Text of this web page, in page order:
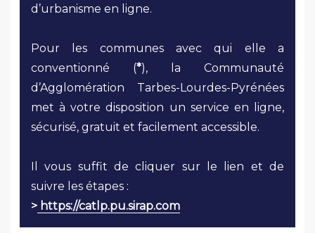
d’urbanisme en ligne.
Pour les communes avec qui elle a
conventionné (*), la Communauté
d’Agglomération Tarbes-Lourdes-Pyrénées
met à votre disposition un service en ligne,
sécurisé, gratuit et facilement accessible.
Il vous suffit de cliquer sur le lien et de
suivre les étapes :
> https://catlp.pu.sirap.com